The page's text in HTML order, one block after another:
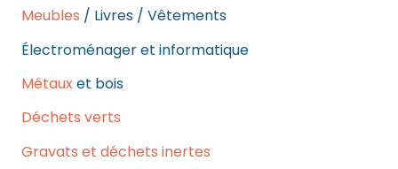
Meubles / Livres / Vêtements
Électroménager et informatique
Métauxet bois
Déchets verts
Gravats et déchets inertes